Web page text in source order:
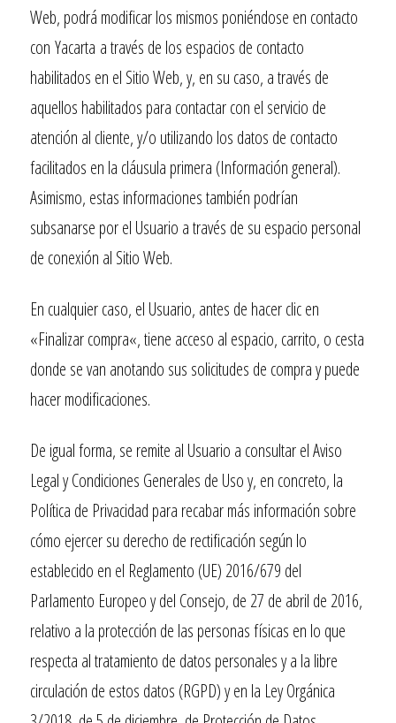
Web, podrá modificar los mismos poniéndose en contacto
con Yacarta a través de los espacios de contacto
habilitados en el Sitio Web, y, en su caso, a través de
aquellos habilitados para contactar con el servicio de
atención al cliente, y/o utilizando los datos de contacto
facilitados en la cláusula primera (Información general).
Asimismo, estas informaciones también podrían
subsanarse por el Usuario a través de su espacio personal
de conexión al Sitio Web.
En cualquier caso, el Usuario, antes de hacer clic en
«Finalizar compra«, tiene acceso al espacio, carrito, o cesta
donde se van anotando sus solicitudes de compra y puede
hacer modificaciones.
De igual forma, se remite al Usuario a consultar el Aviso
Legal y Condiciones Generales de Uso y, en concreto, la
Política de Privacidad para recabar más información sobre
cómo ejercer su derecho de rectificación según lo
establecido en el Reglamento (UE) 2016/679 del
Parlamento Europeo y del Consejo, de 27 de abril de 2016,
relativo a la protección de las personas físicas en lo que
respecta al tratamiento de datos personales y a la libre
circulación de estos datos (RGPD) y en la Ley Orgánica